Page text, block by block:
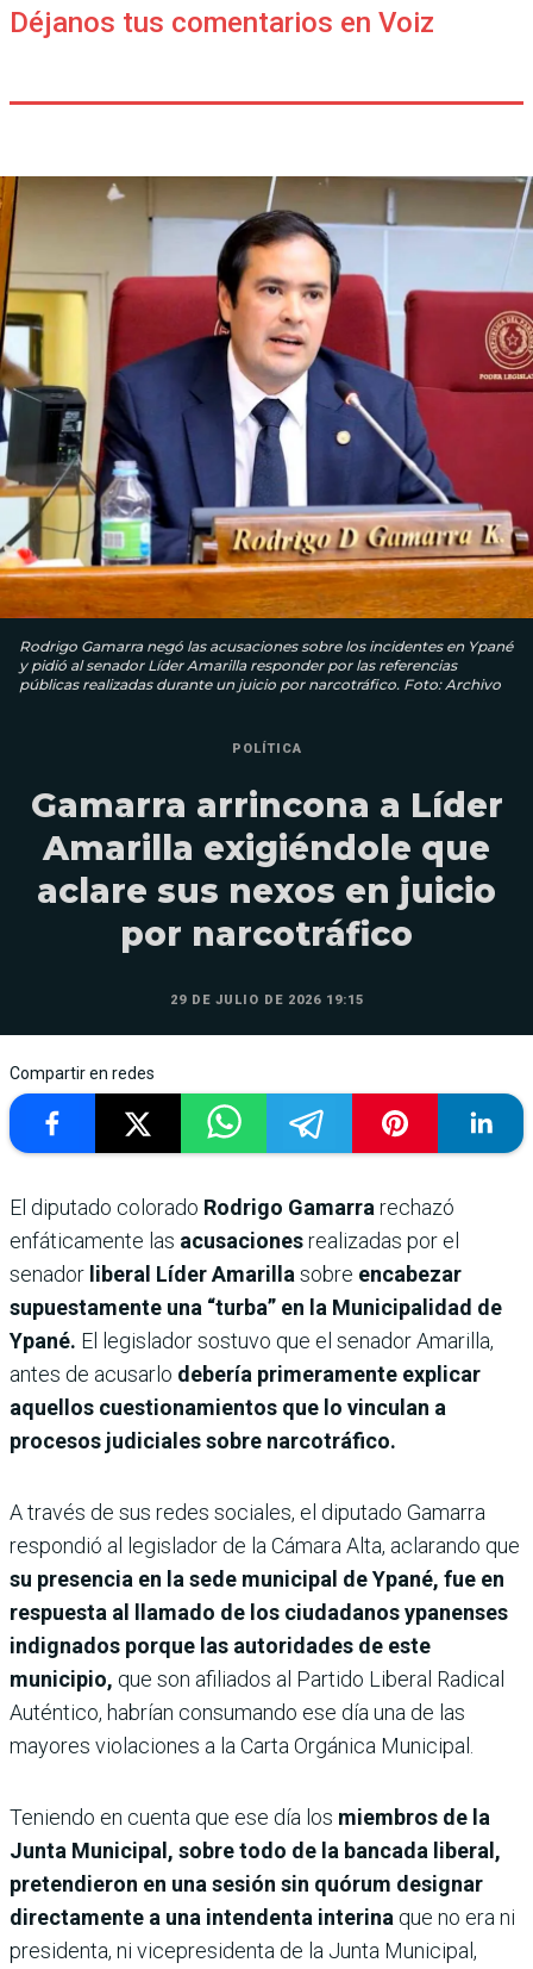
Déjanos tus comentarios en Voiz
Rodrigo Gamarra negó las acusaciones sobre los incidentes en Ypané
y pidió al senador Líder Amarilla responder por las referencias
públicas realizadas durante un juicio por narcotráfico. Foto: Archivo
POLÍTICA
Gamarra arrincona a Líder
Amarilla exigiéndole que
aclare sus nexos en juicio
por narcotráfico
29 DE JULIO DE 2026 19:15
Compartir en redes
El diputado colorado Rodrigo Gamarra rechazó
enfáticamente las acusacionesrealizadas por el
senador liberal Líder Amarilla sobre encabezar
supuestamente una “turba” en la Municipalidad de
Ypané. El legislador sostuvo que el senador Amarilla,
antes de acusarlo debería primeramente explicar
aquellos cuestionamientos que lo vinculan a
procesos judiciales sobre narcotráfico.
A través de sus redes sociales, el diputado Gamarra
respondió al legislador de la Cámara Alta, aclarando que
su presencia en la sede municipal de Ypané, fue en
respuesta al llamado de los ciudadanos ypanenses
indignados porque las autoridades de este
municipio, que son afiliados al Partido Liberal Radical
Auténtico, habrían consumando ese día una de las
mayores violaciones a la Carta Orgánica Municipal.
Teniendo en cuenta que ese día los miembros de la
Junta Municipal, sobre todo de la bancada liberal,
pretendieron en una sesión sin quórum designar
directamente a una intendenta interina que no era ni
presidenta, ni vicepresidenta de la Junta Municipal,